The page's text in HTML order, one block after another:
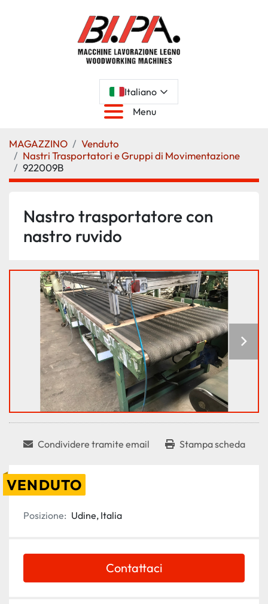
Italiano
Menu
MAGAZZINO
Venduto
Nastri Trasportatori e Gruppi di Movimentazione
922009B
Nastro trasportatore con
nastro ruvido
Condividere tramite email Stampa scheda
VENDUTO
Posizione: Udine, Italia
Contattaci